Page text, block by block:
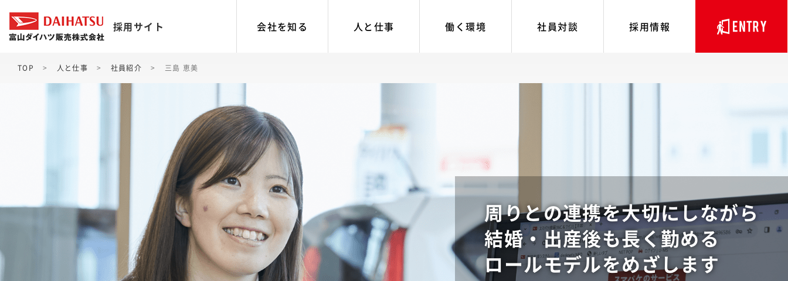
採用サイト 会社を知る 人と仕事 働く環境 社員対談 採用情報
TOP 人と仕事 社員紹介 三島 恵美
周りとの連携を大切にしながら
結婚・出産後も長く勤める
ロールモデルをめざします